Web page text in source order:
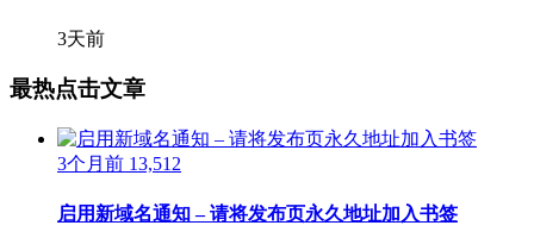
3天前
最热点击文章
3个月前 13,512
启用新域名通知 – 请将发布页永久地址加入书签